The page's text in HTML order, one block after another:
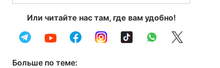
Или читайте нас там, где вам удобно!
Больше по теме: